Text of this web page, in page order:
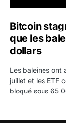
Bitcoin
que les
dollars
Les baleines ont
juillet et les ETF
bloqué sous 65